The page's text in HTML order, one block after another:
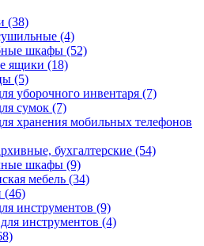
(38)
(4)
шкафы (52)
ящики (18)
(5)
уборочного инвентаря (7)
сумок (7)
хранения мобильных телефонов
бухгалтерские (54)
шкафы (9)
мебель (34)
(46)
инструментов (9)
инструментов (4)